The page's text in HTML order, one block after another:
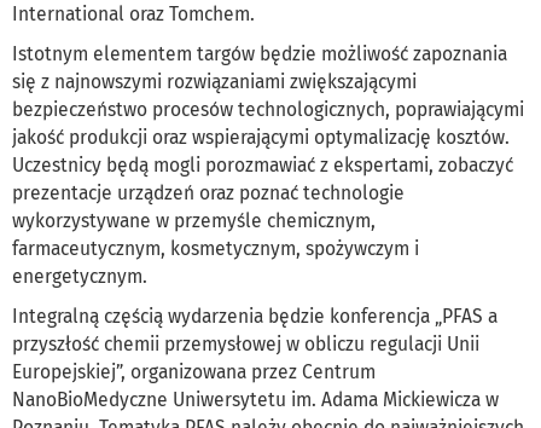
International oraz Tomchem.
Istotnym elementem targów będzie możliwość zapoznania
się z najnowszymi rozwiązaniami zwiększającymi
bezpieczeństwo procesów technologicznych, poprawiającymi
jakość produkcji oraz wspierającymi optymalizację kosztów.
Uczestnicy będą mogli porozmawiać z ekspertami, zobaczyć
prezentacje urządzeń oraz poznać technologie
wykorzystywane w przemyśle chemicznym,
farmaceutycznym, kosmetycznym, spożywczym i
energetycznym.
Integralną częścią wydarzenia będzie konferencja „PFAS a
przyszłość chemii przemysłowej w obliczu regulacji Unii
Europejskiej”, organizowana przez Centrum
NanoBioMedyczne Uniwersytetu im. Adama Mickiewicza w